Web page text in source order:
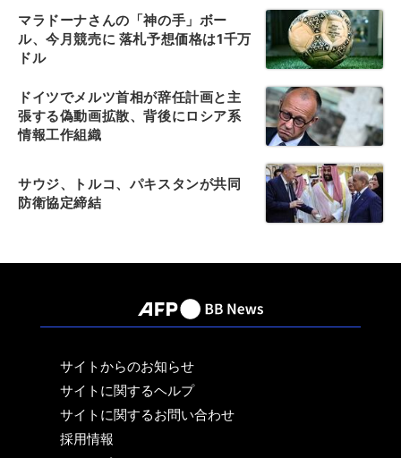
マラドーナさんの「神の手」ボー
ル、今月競売に 落札予想価格は1千万
ドル
ドイツでメルツ首相が辞任計画と主
張する偽動画拡散、背後にロシア系
情報工作組織
サウジ、トルコ、パキスタンが共同
防衛協定締結
サイトからのお知らせ
サイトに関するヘルプ
サイトに関するお問い合わせ
採用情報